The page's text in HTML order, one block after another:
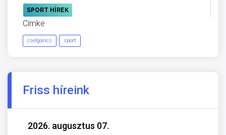
SPORT HÍREK
Címke
cselgáncs sport
Friss híreink
2026. augusztus 07.